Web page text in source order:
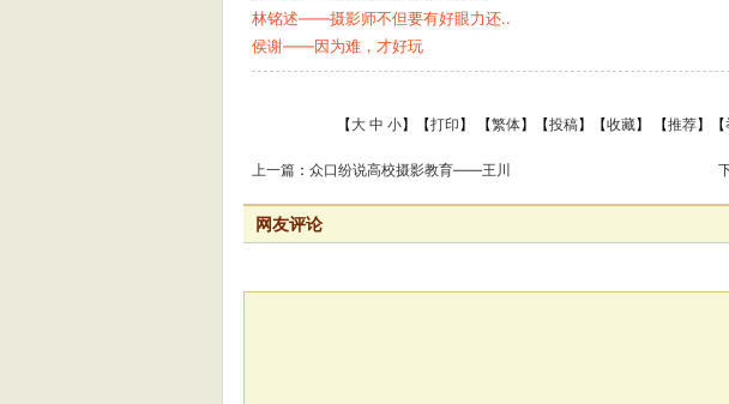
林铭述——摄影师不但要有好眼力还..
侯谢——因为难，才好玩
【大 中 小】【打印】 【繁体】【投稿】【收藏】 【推荐】【
上一篇： 众口纷说高校摄影教育——王川
网友评论